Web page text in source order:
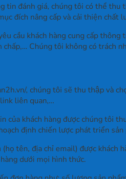
tin đánh giá, chúng tôi có thể
đích nâng cấp và cải thiện
cầu khách hàng cung cấp
Chúng tôi không có trách
, chúng tôi sẽ thu thập và
liên quan,…
của khách hàng được chúng tôi
định chiến lược phát triển
tên, địa chỉ email) được
dưới mọi hình thức.